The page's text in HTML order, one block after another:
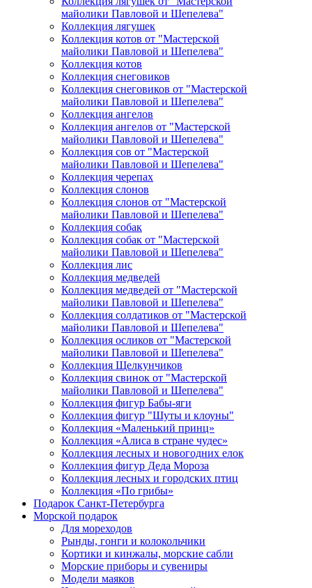
майолики Павловой и Шепелева"
Коллекция лягушек
Коллекция котов от "Мастерской
майолики Павловой и Шепелева"
Коллекция котов
Коллекция снеговиков
Коллекция снеговиков от "Мастерской
майолики Павловой и Шепелева"
Коллекция ангелов
Коллекция ангелов от "Мастерской
майолики Павловой и Шепелева"
Коллекция сов от "Мастерской
майолики Павловой и Шепелева"
Коллекция черепах
Коллекция слонов
Коллекция слонов от "Мастерской
майолики Павловой и Шепелева"
Коллекция собак
Коллекция собак от "Мастерской
майолики Павловой и Шепелева"
Коллекция лис
Коллекция медведей
Коллекция медведей от "Мастерской
майолики Павловой и Шепелева"
Коллекция солдатиков от "Мастерской
майолики Павловой и Шепелева"
Коллекция осликов от "Мастерской
майолики Павловой и Шепелева"
Коллекция Щелкунчиков
Коллекция свинок от "Мастерской
майолики Павловой и Шепелева"
Коллекция фигур Бабы-яги
Коллекция фигур "Шуты и клоуны"
Коллекция «Маленький принц»
Коллекция «Алиса в стране чудес»
Коллекция лесных и новогодних елок
Коллекция фигур Деда Мороза
Коллекция лесных и городских птиц
Коллекция «По грибы»
Подарок Санкт-Петербурга
Морской подарок
Для мореходов
Рынды, гонги и колокольчики
Кортики и кинжалы, морские сабли
Морские приборы и сувениры
Модели маяков